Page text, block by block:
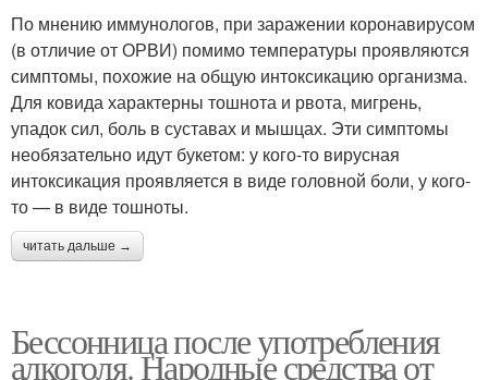
По мнению иммунологов, при заражении коронавирусом
(в отличие от ОРВИ) помимо температуры проявляются
симптомы, похожие на общую интоксикацию организма.
Для ковида характерны тошнота и рвота, мигрень,
упадок сил, боль в суставах и мышцах. Эти симптомы
необязательно идут букетом: у кого-то вирусная
интоксикация проявляется в виде головной боли, у кого-
то — в виде тошноты.
читать дальше →
Бессонница после употребления
алкоголя. Народные средства от